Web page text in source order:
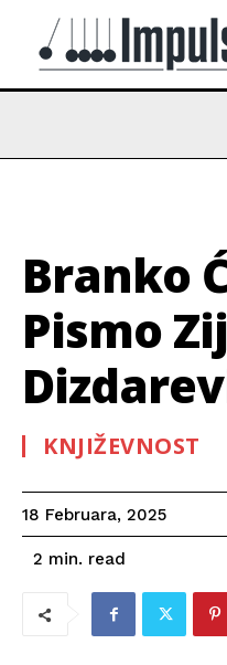
Branko
Pismo
KNJIŽEVNOST
18 Februara, 2025
2 min. read